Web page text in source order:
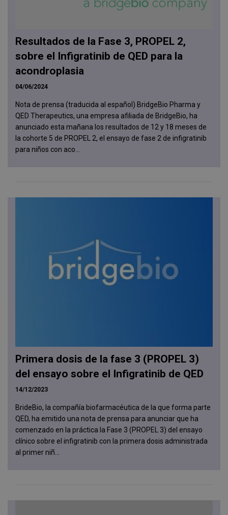
Resultados de la Fase 3, PROPEL 2,
sobre el Infigratinib de QED para la
acondroplasia
04/06/2024
Nota de prensa (traducida al español) BridgeBio Pharma y
QED Therapeutics, una empresa afiliada de BridgeBio, ha
anunciado esta mañana los resultados de 12 y 18 meses de
la cohorte 5 de PROPEL 2, el ensayo de fase 2 de infigratinib
para niños con aco...
Primera dosis de la fase 3 (PROPEL 3)
del ensayo sobre el Infigratinib de QED
14/12/2023
BrideBio, la compañía biofarmacéutica de la que forma parte
QED, ha emitido una nota de prensa para anunciar que ha
comenzado en la práctica la Fase 3 (PROPEL 3) del ensayo
clínico sobre el infigratinib con la primera dosis administrada
al primer niñ...